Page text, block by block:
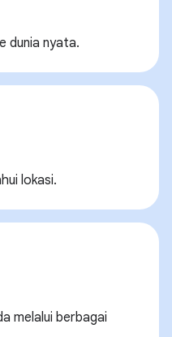
dunia nyata.
lokasi.
melalui berbagai